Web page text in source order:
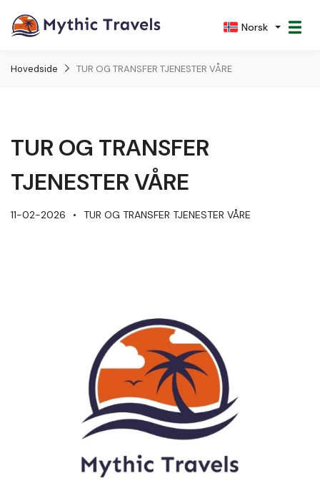
Norsk
Hovedside TUR OG TRANSFER TJENESTER VÅRE
TUR OG TRANSFER
TJENESTER VÅRE
11-02-2026 TUR OG TRANSFER TJENESTER VÅRE